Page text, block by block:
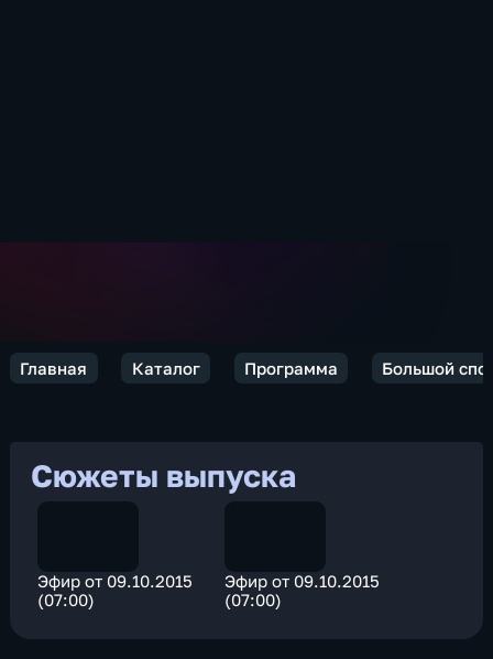
Главная Каталог Программа Большой
Сюжеты выпуска
Эфир от 09.10.2015
(07:00)
Эфир от 09.10.2015
(07:00)